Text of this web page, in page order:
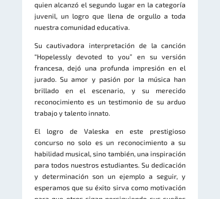
quien alcanzó el segundo lugar en la categoría
juvenil, un logro que llena de orgullo a toda
nuestra comunidad educativa.
Su cautivadora interpretación de la canción
“Hopelessly devoted to you” en su versión
francesa, dejó una profunda impresión en el
jurado. Su amor y pasión por la música han
brillado en el escenario, y su merecido
reconocimiento es un testimonio de su arduo
trabajo y talento innato.
El logro de Valeska en este prestigioso
concurso no solo es un reconocimiento a su
habilidad musical, sino también, una inspiración
para todos nuestros estudiantes. Su dedicación
y determinación son un ejemplo a seguir, y
esperamos que su éxito sirva como motivación